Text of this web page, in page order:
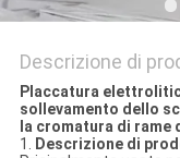
Descrizione di
Placcatura
sollevamento dello
la cromatura di rame
1. Descrizione di